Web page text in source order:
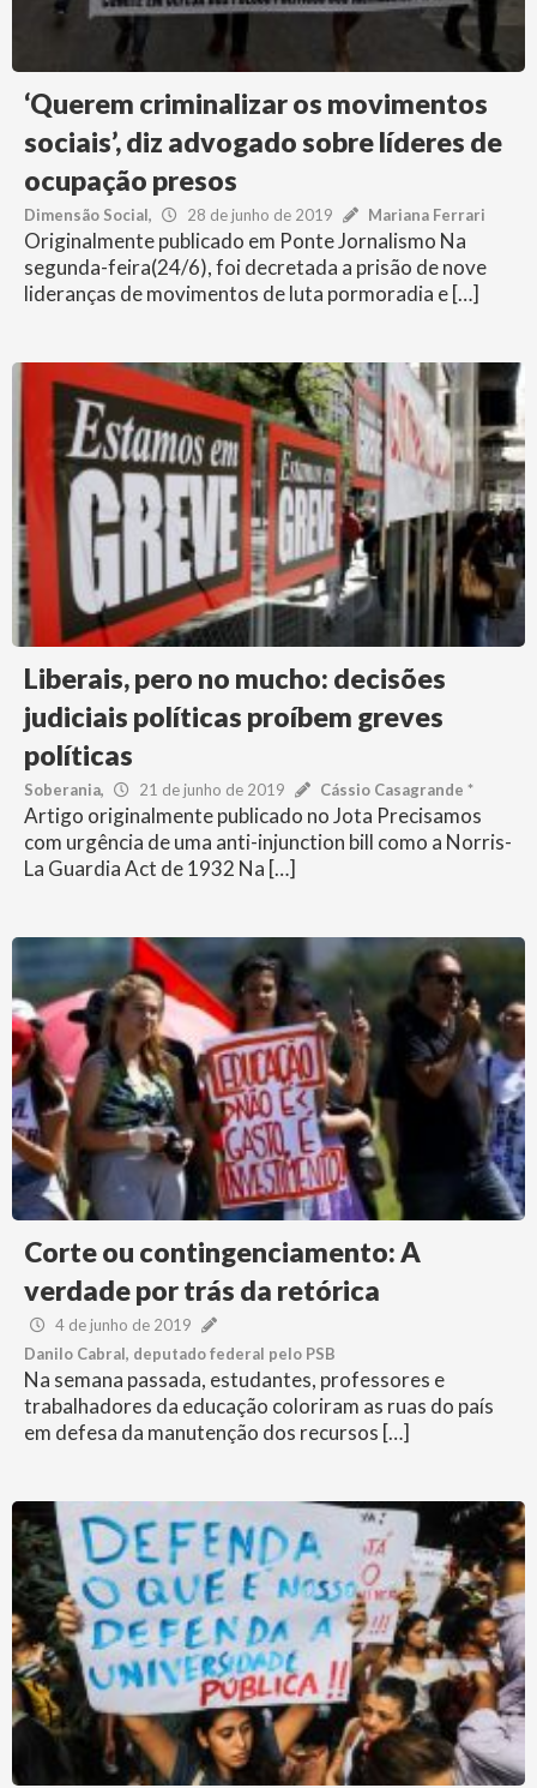
‘Querem criminalizar os movimentos
sociais’, diz advogado sobre líderes de
ocupação presos
Dimensão Social 28 de junho de 2019 Mariana Ferrari
Originalmente publicado em Ponte Jornalismo Na
segunda-feira(24/6), foi decretada a prisão de nove
lideranças de movimentos de luta pormoradia e […]
Liberais, pero no mucho: decisões
judiciais políticas proíbem greves
políticas
Soberania 21 de junho de 2019 Cássio Casagrande *
Artigo originalmente publicado no Jota Precisamos
com urgência de uma anti-injunction bill como a Norris-
La Guardia Act de 1932 Na […]
Corte ou contingenciamento: A
verdade por trás da retórica
4 de junho de 2019
Danilo Cabral, deputado federal pelo PSB
Na semana passada, estudantes, professores e
trabalhadores da educação coloriram as ruas do país
em defesa da manutenção dos recursos […]